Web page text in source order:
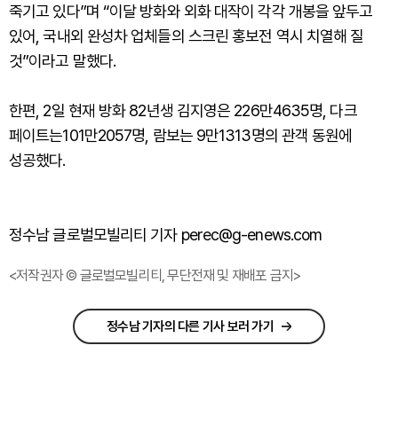
죽기고 있다”며 “이달 방화와 외화 대작이 각각 개봉을 앞두고
있어, 국내외 완성차 업체들의 스크린 홍보전 역시 치열해 질
것”이라고 말했다.
한편, 2일 현재 방화 82년생 김지영은 226만4635명, 다크
페이트는101만2057명, 람보는 9만1313명의 관객 동원에
성공했다.
정수남 글로벌모빌리티 기자 perec@g-enews.com
<저작권자 © 글로벌모빌리티, 무단전재 및 재배포 금지>
정수남 기자의 다른 기사 보러 가기